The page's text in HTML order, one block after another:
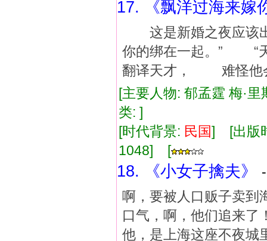
17. 《飘洋过海来嫁
这是新婚之夜应该
你的绑在一起。” “
翻译天才， 难怪他
[主要人物: 郁孟霆 梅·
类: ]
[时代背景: 民国] [出版
1048] [
18. 《小女子擒夫》
啊，要被人口贩子卖
口气，啊，他们追来
他，是上海这座不夜城